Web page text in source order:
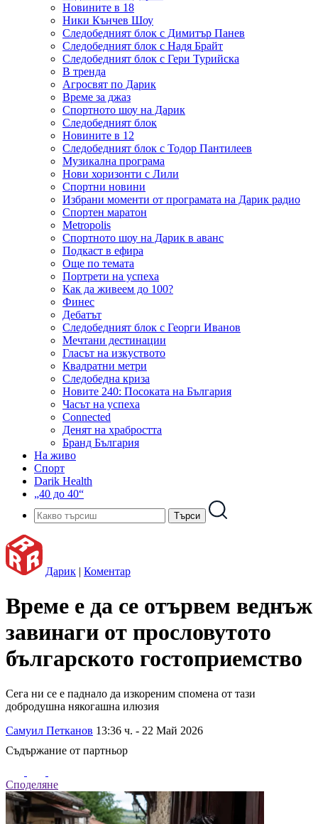
Новините в 18
Ники Кънчев Шоу
Следобедният блок с Димитър Панев
Следобедният блок с Надя Брайт
Следобедният блок с Гери Турийска
В тренда
Агросвят по Дарик
Време за джаз
Спортното шоу на Дарик
Следобедният блок
Новините в 12
Следобедният блок с Тодор Пантилеев
Музикална програма
Нови хоризонти с Лили
Спортни новини
Избрани моменти от програмата на Дарик радио
Спортен маратон
Metropolis
Спортното шоу на Дарик в аванс
Подкаст в ефира
Още по темата
Портрети на успеха
Как да живеем до 100?
Финес
Дебатът
Следобедният блок с Георги Иванов
Мечтани дестинации
Гласът на изкуството
Квадратни метри
Следобедна криза
Новите 240: Посоката на България
Часът на успеха
Connected
Денят на храбростта
Бранд България
На живо
Спорт
Darik Health
„40 до 40“
Дарик | Коментар
Време е да се отървем веднъж
завинаги от прословутото
българското гостоприемство
Сега ни се е паднало да изкореним спомена от тази
добродушна някогашна илюзия
Самуил Петканов 13:36 ч. - 22 Май 2026
Съдържание от партньор
Споделяне